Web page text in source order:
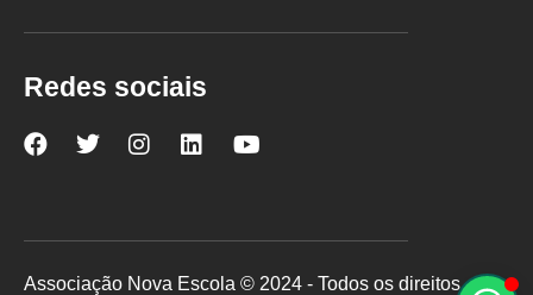
Redes sociais
Nova
Facebook
Nova
Twitter
Nova
Instagram
Nova
LinkedInYouTube
Associação Nova Escola © 2024 - Todos os direitos